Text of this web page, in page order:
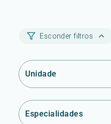
Esconder filtros
Unidade
Especialidades